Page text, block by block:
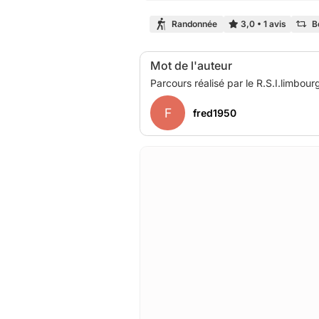
Randonnée 3,0 • 1 avis
Mot de l'auteur
F fred1950